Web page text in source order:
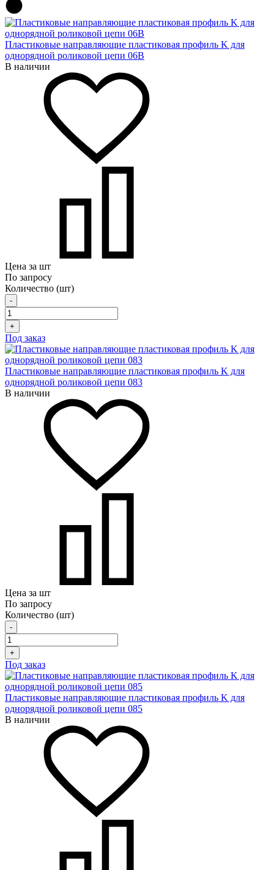
Пластиковые направляющие пластиковая профиль K для
однорядной роликовой цепи 06B
В наличии
Цена за шт
По запросу
Количество (шт)
-
+
Под заказ
Пластиковые направляющие пластиковая профиль K для
однорядной роликовой цепи 083
В наличии
Цена за шт
По запросу
Количество (шт)
-
+
Под заказ
Пластиковые направляющие пластиковая профиль K для
однорядной роликовой цепи 085
В наличии